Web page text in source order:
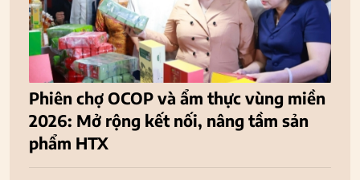
Phiên chợ OCOP và ẩm thực vùng miền
2026: Mở rộng kết nối, nâng tầm sản
phẩm HTX